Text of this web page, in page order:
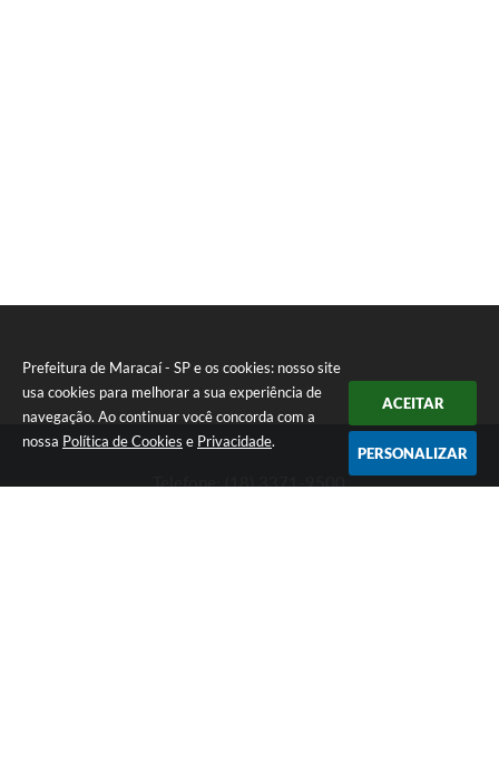
Prefeitura de Maracaí - SP e os cookies: nosso site
usa cookies para melhorar a sua experiência de
navegação. Ao continuar você concorda com a
nossa Política de Cookies e Privacidade.
ACEITAR
PERSONALIZAR
Telefone: (18) 3371-9500